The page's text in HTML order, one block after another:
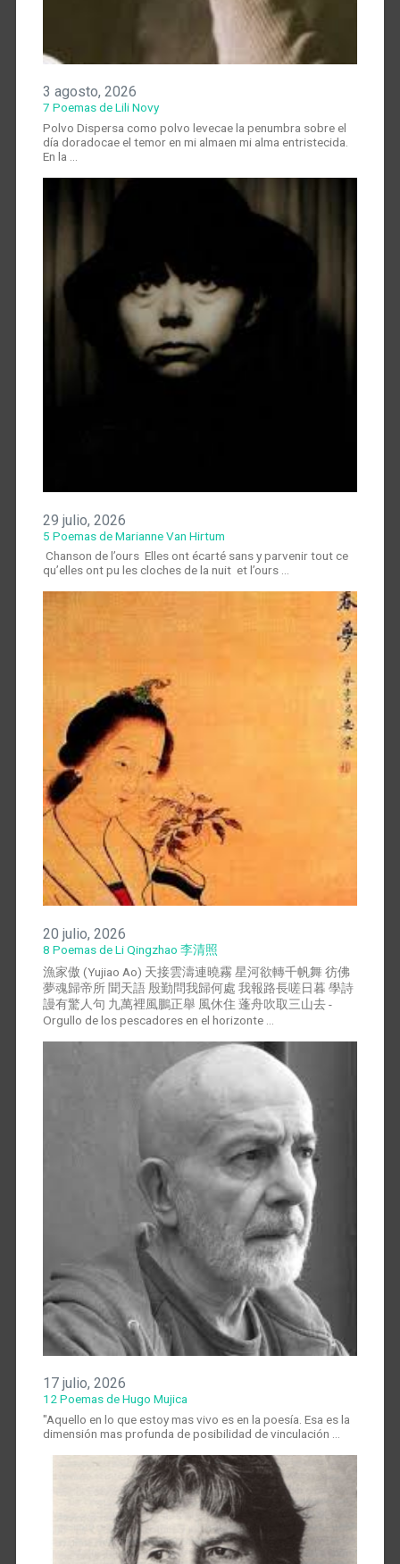
3 agosto, 2026
7 Poemas de Lili Novy
Polvo Dispersa como polvo levecae la penumbra sobre el
día doradocae el temor en mi almaen mi alma entristecida.
En la …
29 julio, 2026
5 Poemas de Marianne Van Hirtum
Chanson de l’ours Elles ont écarté sans y parvenir tout ce
qu’elles ont pu les cloches de la nuit et l’ours …
20 julio, 2026
8 Poemas de Li Qingzhao 李清照
漁家傲 (Yujiao Ao) 天接雲濤連曉霧 星河欲轉千帆舞 彷佛
夢魂歸帝所 聞天語 殷勤問我歸何處 我報路長嗟日暮 學詩
謾有驚人句 九萬裡風鵬正舉 風休住 蓬舟吹取三山去 -
Orgullo de los pescadores en el horizonte …
17 julio, 2026
12 Poemas de Hugo Mujica
"Aquello en lo que estoy mas vivo es en la poesía. Esa es la
dimensión mas profunda de posibilidad de vinculación …